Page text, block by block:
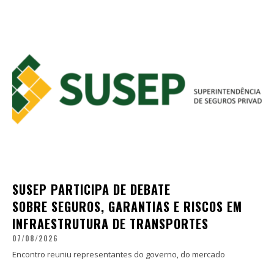
SUSEP PARTICIPA DE DEBATE
SOBRE SEGUROS, GARANTIAS E RISCOS EM
INFRAESTRUTURA DE TRANSPORTES
07/08/2026
Encontro reuniu representantes do governo, do mercado